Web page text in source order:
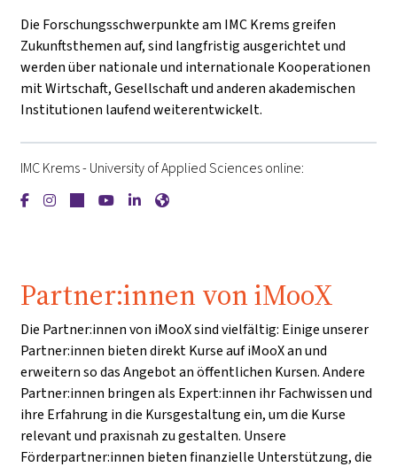
Die Forschungsschwerpunkte am IMC Krems greifen
Zukunftsthemen auf, sind langfristig ausgerichtet und
werden über nationale und internationale Kooperationen
mit Wirtschaft, Gesellschaft und anderen akademischen
Institutionen laufend weiterentwickelt.
IMC Krems - University of Applied Sciences online:
{mlang de}IMC Krems - University of Applied
{mlang de}IMC Krems - University of Applied
{mlang de}IMC Krems - University of Applied
{mlang de}IMC Krems - University of Applied
{mlang de}IMC Krems - University of
{mlang de}IMC Krems - University of
Partner:innen von iMooX
Die Partner:innen von iMooX sind vielfältig: Einige unserer
Partner:innen bieten direkt Kurse auf iMooX an und
erweitern so das Angebot an öffentlichen Kursen. Andere
Partner:innen bringen als Expert:innen ihr Fachwissen und
ihre Erfahrung in die Kursgestaltung ein, um die Kurse
relevant und praxisnah zu gestalten. Unsere
Förderpartner:innen bieten finanzielle Unterstützung, die